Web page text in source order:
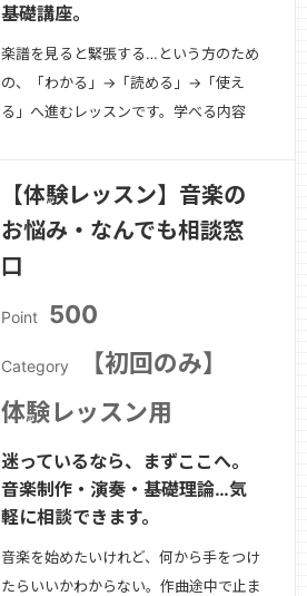
基礎講座。
楽譜を見ると緊張する…という方のため
の、「わかる」→「読める」→「使え
る」へ進むレッスンです。学べる内容
解・ト音記号・ヘ音記号の読み方・初見
練習のコツ向いている方・独学で挫折し
た方・新しい趣味として音楽を始めたい
【体験レッスン】音楽の
お悩み・なんでも相談窓
口
Point 500
Category
【初回のみ】
体験レッスン用
迷っているなら、まずここへ。
音楽制作・演奏・基礎理論…気
軽に相談できます。
音楽を始めたいけれど、何から手をつけ
たらいいかわからない。作曲途中で止ま